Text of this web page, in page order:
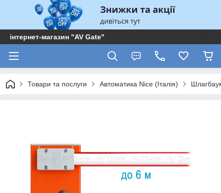
інтернет-магазин "AV Gate"
Товари та послуги Автоматика Nice (Італія)